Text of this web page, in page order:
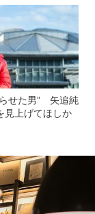
せた男” 矢追純
見上げてほしか